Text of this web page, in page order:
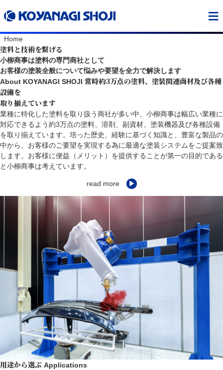
≡
Home
塗料と技術を繋げる
小柳商事は塗料の専門商社として
お客様の塗装全般について悩みや要望を全力で解決します
About KOYANAGI SHOJI 常時約3万点の塗料、塗装関連商材及び各種
設備を
取り揃えています
業種に特化した塗料を取り扱う商社が多い中、小柳商事は幅広い業種に
対応できるよう約3万点の塗料、溶剤、副資材、塗装機器及び各種設備
を取り揃えています。培った歴史、経験に基づく知識と、豊富な製品の
中から、お客様のご要望を実現する為に最適な塗装システムをご提案致
します。お客様に便益（メリット）を提供することが第一の目的である
と小柳商事は考えています。
read more ▶︎
用途から選ぶ Applications